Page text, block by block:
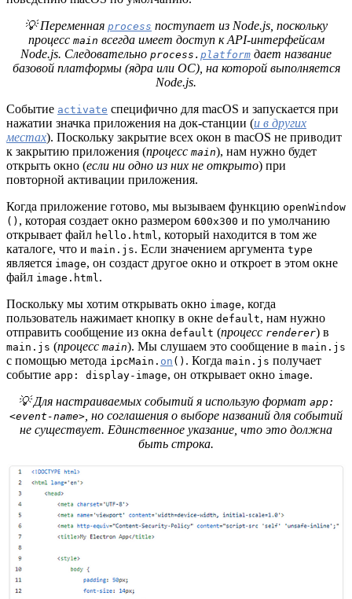
💡 Переменная process поступает из Node.js, поскольку
процесс main всегда имеет доступ к API-интерфейсам
Node.js. Следовательно process. platform дает название
базовой платформы (ядра или ОС), на которой выполняется
Node.js.
Событие activate специфично для macOS и запускается при
нажатии значка приложения на док-станции (и в других
местах). Поскольку закрытие всех окон в macOS не приводит
к закрытию приложения (процесс main), нам нужно будет
открыть окно (если ни одно из них не открыто) при
повторной активации приложения.
Когда приложение готово, мы вызываем функцию openWindow
() , которая создает окно размером 600x300 и по умолчанию
открывает файл hello.html, который находится в том же
каталоге, что и main.js. Если значением аргумента type
является image, он создаст другое окно и откроет в этом окне
файл image.html.
Поскольку мы хотим открывать окно image, когда
пользователь нажимает кнопку в окне default, нам нужно
отправить сообщение из окна default (процесс renderer) в
main.js (процесс main). Мы слушаем это сообщение в main.js
с помощью метода ipcMain. on () . Когда main.js получает
событие app: display-image, он открывает окно image.
💡 Для настраиваемых событий я использую формат app:
<event-name> , но соглашения о выборе названий для событий
не существует. Единственное указание, что это должна
быть строка.